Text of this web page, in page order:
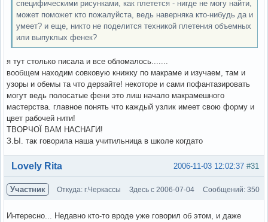
специфическими рисунками, как плетется - нигде не могу найти,
может поможет кто пожалуйста, ведь наверняка кто-нибудь да и
умеет? и еще, никто не поделится техникой плетения объемных
или выпуклых фенек?
я тут столько писала и все обломалось.......
вообщем находим совковую книжку по макраме и изучаем, там и
узоры и обемы та что дерзайте! некоторе и сами пофантазировать
могут ведь полосатые фени это лиш начало макрамешного
мастерства. главное понять что каждый узлик имеет свою форму и
цвет рабочей нити!
ТВОРЧОЇ ВАМ НАСНАГИ!
З.Ы. так говорила наша учитильница в школе когдато
Вне форума #31
2006-11-03 12:02:37
Lovely Rita
Участник Откуда: г.Черкассы Здесь с 2006-07-04 Сообщений: 350
Интересно... Недавно кто-то вроде уже говорил об этом, и даже